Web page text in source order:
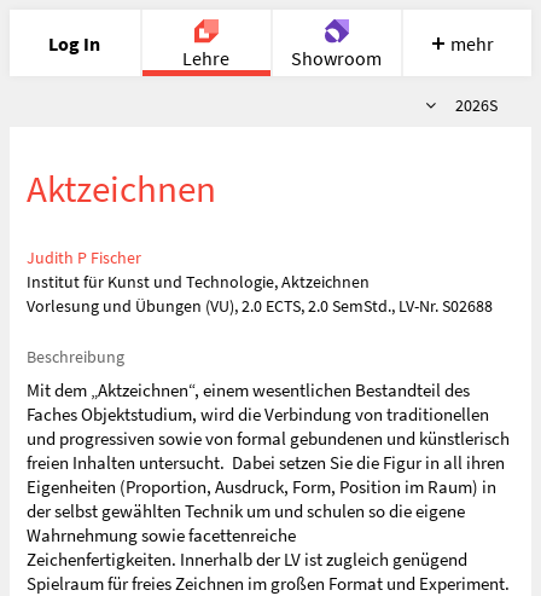
Log In
Lehre Showroom
Meet
mehr
Semester
2026S
Aktzeichnen
Judith P Fischer
Institut für Kunst und Technologie, Aktzeichnen
Vorlesung und Übungen (VU), 2.0 ECTS, 2.0 SemStd., LV-Nr. S02688
Beschreibung
Mit dem „Aktzeichnen“, einem wesentlichen Bestandteil des
Faches Objektstudium, wird die Verbindung von traditionellen
und progressiven sowie von formal gebundenen und künstlerisch
freien Inhalten untersucht. Dabei setzen Sie die Figur in all ihren
Eigenheiten (Proportion, Ausdruck, Form, Position im Raum) in
der selbst gewählten Technik um und schulen so die eigene
Wahrnehmung sowie facettenreiche
Zeichenfertigkeiten. Innerhalb der LV ist zugleich genügend
Spielraum für freies Zeichnen im großen Format und Experiment.